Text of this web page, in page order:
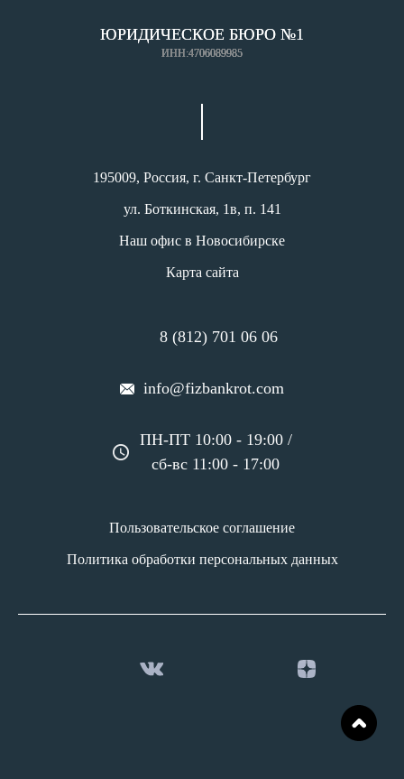
ЮРИДИЧЕСКОЕ БЮРО №1
ИНН:4706089985
195009, Россия, г. Санкт-Петербург
ул. Боткинская, 1в, п. 141
Наш офис в Новосибирске
Карта сайта
8 (812) 701 06 06
info@fizbankrot.com
ПН-ПТ 10:00 - 19:00 /
сб-вс 11:00 - 17:00
Пользовательское соглашение
Политика обработки персональных данных